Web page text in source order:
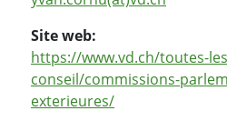
Site web:
https://www.vd.ch/toutes-
conseil/commissions-
exterieures/